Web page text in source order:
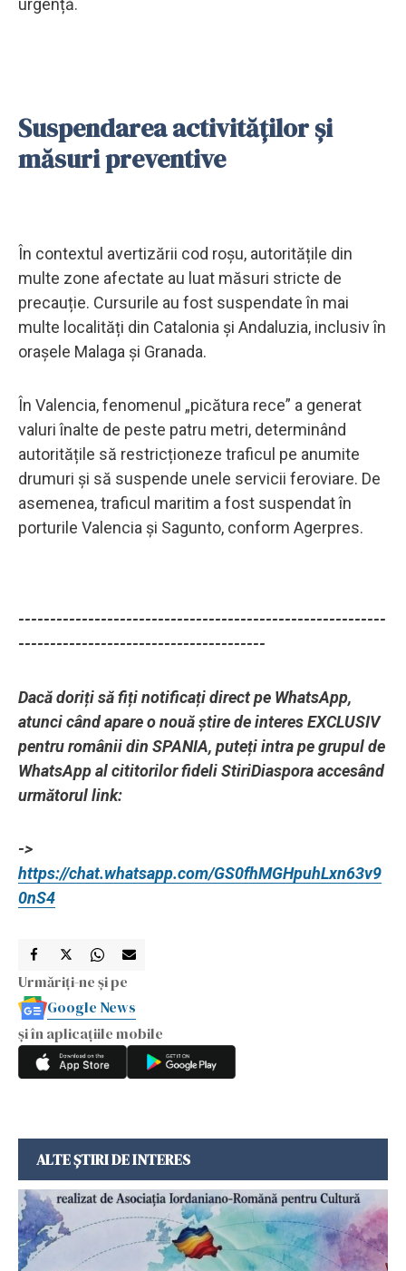
Suspendarea activităților și
măsuri preventive
În contextul avertizării cod roșu, autoritățile din
multe zone afectate au luat măsuri stricte de
precauție. Cursurile au fost suspendate în mai
multe localități din Catalonia și Andaluzia, inclusiv în
orașele Malaga și Granada.
În Valencia, fenomenul „picătura rece” a generat
valuri înalte de peste patru metri, determinând
autoritățile să restricționeze traficul pe anumite
drumuri și să suspende unele servicii feroviare. De
asemenea, traficul maritim a fost suspendat în
porturile Valencia și Sagunto, conform Agerpres.
----------------------------------------------------------
---------------------------------------
Dacă doriți să fiți notificați direct pe WhatsApp,
atunci când apare o nouă știre de interes EXCLUSIV
pentru românii din SPANIA, puteți intra pe grupul de
WhatsApp al cititorilor fideli StiriDiaspora accesând
următorul link:
->
https://chat.whatsapp.com/GS0fhMGHpuhLxn63v9
0nS4
Urmăriți-ne și pe
Google News
și în aplicațiile mobile
ALTE ȘTIRI DE INTERES